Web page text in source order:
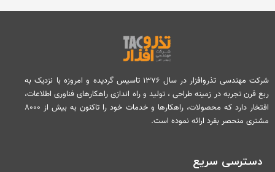
شرکت مهندسی تذروافزار در سال ۱۳۷۶ تاسیس گردیده و امروزه با نزدیک به
ربع قرن تجربه در زمینه طراحی ، تولید و راه اندازی راهکارهای فناوری اطلاعات،
افتخار دارد که محصولات، راهکارها و خدمات خود را تاکنون به بیش از ۸۰۰۰
مشتری منحصر بفرد ارائه نموده است.
دسترسی سریع